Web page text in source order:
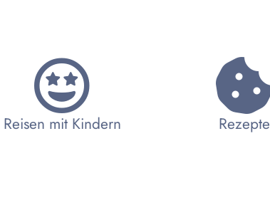
Reisen mit Kindern Rezepte